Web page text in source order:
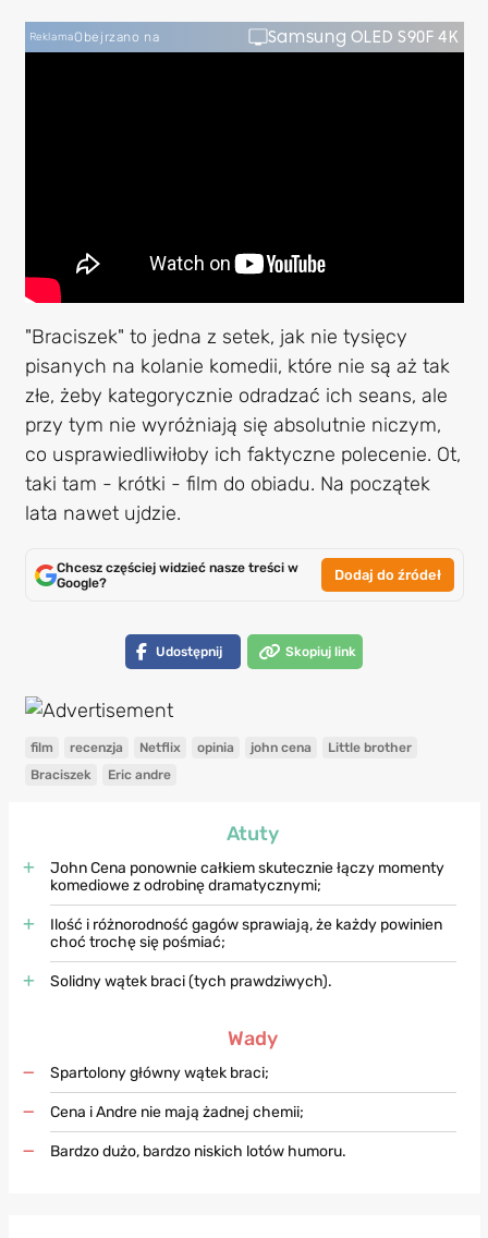
Obejrzano na Samsung OLED S90F 4K
Reklama
"Braciszek" to jedna z setek, jak nie tysięcy
pisanych na kolanie komedii, które nie są aż tak
złe, żeby kategorycznie odradzać ich seans, ale
przy tym nie wyróżniają się absolutnie niczym,
co usprawiedliwiłoby ich faktyczne polecenie. Ot,
taki tam - krótki - film do obiadu. Na początek
lata nawet ujdzie.
Chcesz częściej widzieć nasze treści w
Google?
Dodaj do źródeł
Udostępnij Skopiuj link
film recenzja Netflix opinia john cena
Little brother
Braciszek
Eric andre
Atuty
John Cena ponownie całkiem skutecznie łączy momenty
komediowe z odrobinę dramatycznymi;
Ilość i różnorodność gagów sprawiają, że każdy powinien
choć trochę się pośmiać;
Solidny wątek braci (tych prawdziwych).
Wady
Spartolony główny wątek braci;
Cena i Andre nie mają żadnej chemii;
Bardzo dużo, bardzo niskich lotów humoru.